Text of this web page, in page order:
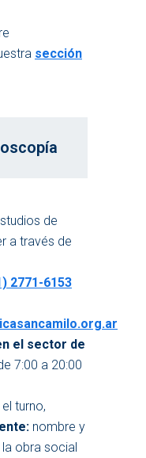
sección
de
a través de
2771-6153
el sector de
7:00 a 20:00
turno,
nombre y
obra social